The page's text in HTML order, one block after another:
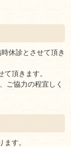
休診とさせて頂き
頂きます。
ご協力の程宜しく
す。